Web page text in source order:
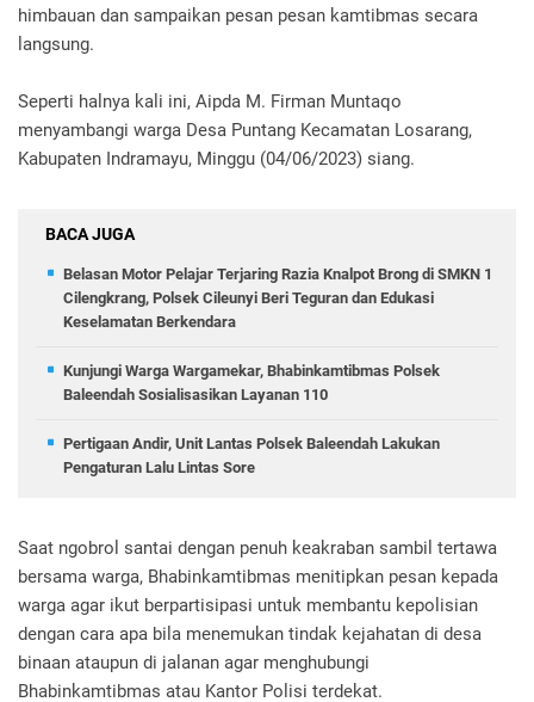
himbauan dan sampaikan pesan pesan kamtibmas secara
langsung.
Seperti halnya kali ini, Aipda M. Firman Muntaqo
menyambangi warga Desa Puntang Kecamatan Losarang,
Kabupaten Indramayu, Minggu (04/06/2023) siang.
BACA JUGA
Belasan Motor Pelajar Terjaring Razia Knalpot Brong di SMKN 1
Cilengkrang, Polsek Cileunyi Beri Teguran dan Edukasi
Keselamatan Berkendara
Kunjungi Warga Wargamekar, Bhabinkamtibmas Polsek
Baleendah Sosialisasikan Layanan 110
Pertigaan Andir, Unit Lantas Polsek Baleendah Lakukan
Pengaturan Lalu Lintas Sore
Saat ngobrol santai dengan penuh keakraban sambil tertawa
bersama warga, Bhabinkamtibmas menitipkan pesan kepada
warga agar ikut berpartisipasi untuk membantu kepolisian
dengan cara apa bila menemukan tindak kejahatan di desa
binaan ataupun di jalanan agar menghubungi
Bhabinkamtibmas atau Kantor Polisi terdekat.